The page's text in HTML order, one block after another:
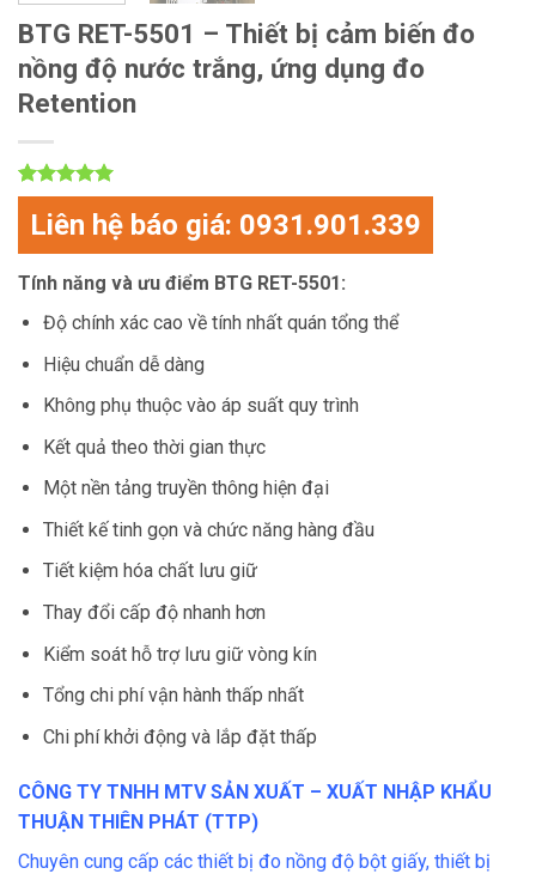
BTG RET-5501 – Thiết bị cảm biến đo
nồng độ nước trắng, ứng dụng đo
Retention
5trên 5
dựa trên
1
đánh giá
Liên hệ báo giá: 0931.901.339
Tính năng và ưu điểm BTG RET-5501:
Độ chính xác cao về tính nhất quán tổng thể
Hiệu chuẩn dễ dàng
Không phụ thuộc vào áp suất quy trình
Kết quả theo thời gian thực
Một nền tảng truyền thông hiện đại
Thiết kế tinh gọn và chức năng hàng đầu
Tiết kiệm hóa chất lưu giữ
Thay đổi cấp độ nhanh hơn
Kiểm soát hỗ trợ lưu giữ vòng kín
Tổng chi phí vận hành thấp nhất
Chi phí khởi động và lắp đặt thấp
CÔNG TY TNHH MTV SẢN XUẤT – XUẤT NHẬP KHẨU
THUẬN THIÊN PHÁT (TTP)
Chuyên cung cấp các thiết bị đo nồng độ bột giấy, thiết bị